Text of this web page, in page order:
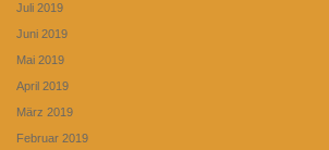
Juli 2019
Juni 2019
Mai 2019
April 2019
März 2019
Februar 2019